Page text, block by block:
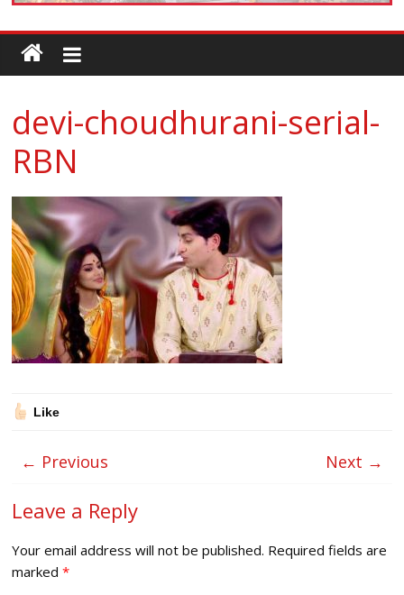
devi-choudhurani-serial-
RBN
Like
← Previous Next →
Leave a Reply
Your email address will not be published. Required fields are
marked*